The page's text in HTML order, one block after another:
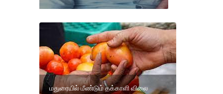
மதுரையில் மீண்டும் தக்காளி விலை